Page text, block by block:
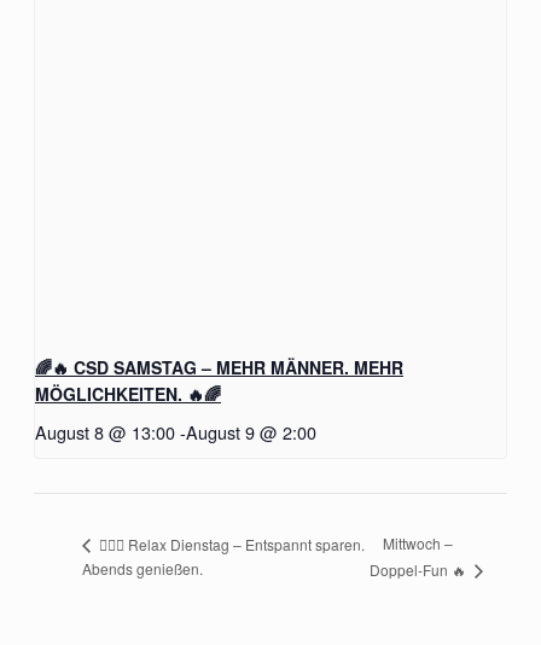
🌈🔥 CSD SAMSTAG – MEHR MÄNNER. MEHR
MÖGLICHKEITEN. 🔥🌈
August 8 @ 13:00-August 9 @ 2:00
🧖‍♂️✨ Relax Dienstag – Entspannt sparen.
Abends genießen.
Mittwoch –
Doppel-Fun 🔥